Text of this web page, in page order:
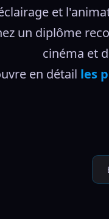
et
un diplôme
cinéma et
en détail les